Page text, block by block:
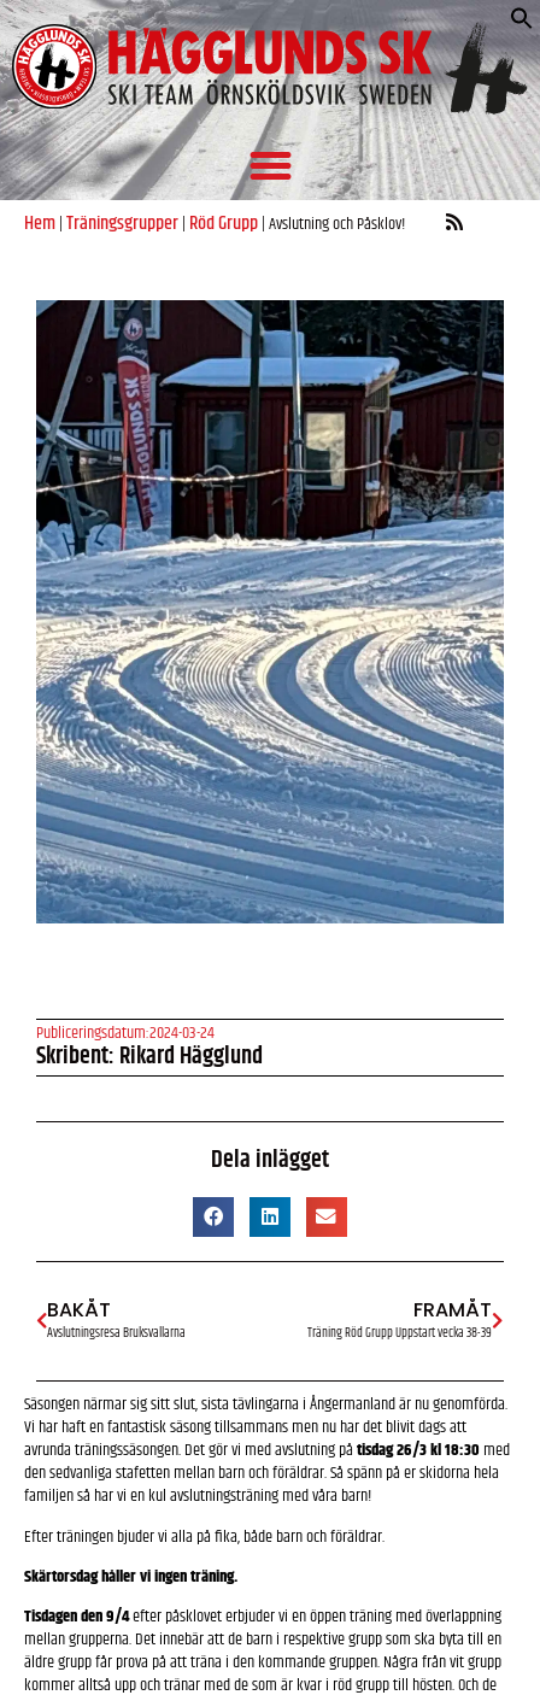
Hem|Träningsgrupper| Röd Grupp|Avslutning och Påsklov!
Publiceringsdatum:2024-03-24
Skribent: Rikard Hägglund
Dela inlägget
BAKÅT
Avslutningsresa Bruksvallarna
FRAMÅT
Träning Röd Grupp Uppstart vecka 38-39
Säsongen närmar sig sitt slut, sista tävlingarna i Ångermanland är nu genomförda.
Vi har haft en fantastisk säsong tillsammans men nu har det blivit dags att
avrunda träningssäsongen. Det gör vi med avslutning påtisdag 26/3 kl 18:30 med
den sedvanliga stafetten mellan barn och föräldrar. Så spänn på er skidorna hela
familjen så har vi en kul avslutningsträning med våra barn!
Efter träningen bjuder vi alla på fika, både barn och föräldrar.
Skärtorsdag håller vi ingen träning.
Tisdagen den 9/4efter påsklovet erbjuder vi en öppen träning med överlappning
mellan grupperna. Det innebär att de barn i respektive grupp som ska byta till en
äldre grupp får prova på att träna i den kommande gruppen. Några från vit grupp
kommer alltså upp och tränar med de som är kvar i röd grupp till hösten. Och de